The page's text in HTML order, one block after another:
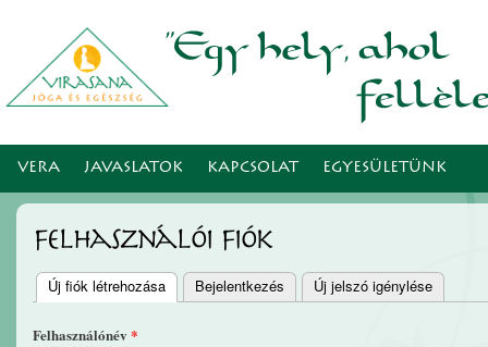
VERA JAVASLATOK KAPCSOLAT EGYESÜLETÜNK
Felhasználói fiók
Elsődleges fülek
Új fiók létrehozása (aktív fül)
Bejelentkezés Új jelszó igénylése
Felhasználónév *